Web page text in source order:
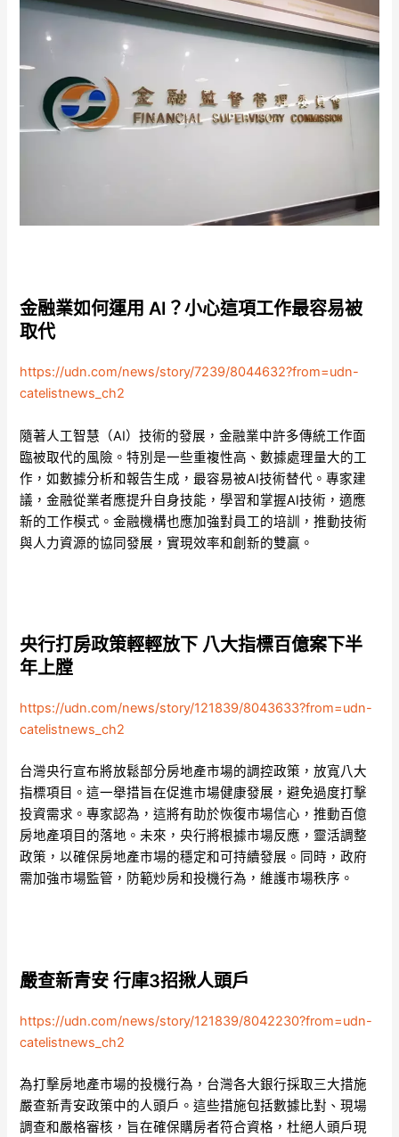
金融業如何運用 AI？小心這項工作最容易被
取代
https://udn.com/news/story/7239/8044632?from=udn-
catelistnews_ch2
隨著人工智慧（AI）技術的發展，金融業中許多傳統工作面
臨被取代的風險。特別是一些重複性高、數據處理量大的工
作，如數據分析和報告生成，最容易被AI技術替代。專家建
議，金融從業者應提升自身技能，學習和掌握AI技術，適應
新的工作模式。金融機構也應加強對員工的培訓，推動技術
與人力資源的協同發展，實現效率和創新的雙贏。
央行打房政策輕輕放下 八大指標百億案下半
年上膛
https://udn.com/news/story/121839/8043633?from=udn-
catelistnews_ch2
台灣央行宣布將放鬆部分房地產市場的調控政策，放寬八大
指標項目。這一舉措旨在促進市場健康發展，避免過度打擊
投資需求。專家認為，這將有助於恢復市場信心，推動百億
房地產項目的落地。未來，央行將根據市場反應，靈活調整
政策，以確保房地產市場的穩定和可持續發展。同時，政府
需加強市場監管，防範炒房和投機行為，維護市場秩序。
嚴查新青安 行庫3招揪人頭戶
https://udn.com/news/story/121839/8042230?from=udn-
catelistnews_ch2
為打擊房地產市場的投機行為，台灣各大銀行採取三大措施
嚴查新青安政策中的人頭戶。這些措施包括數據比對、現場
調查和嚴格審核，旨在確保購房者符合資格，杜絕人頭戶現